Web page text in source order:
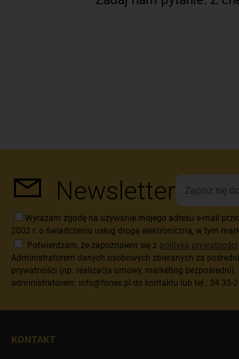
Newsletter
Wyrażam zgodę na używanie mojego adresu e-mail
2002 r. o świadczeniu usług drogą elektroniczną, w tym
Potwierdzam, że zapoznałem się z polityką prywatności
Administratorem danych osobowych zbieranych za
prywatności (np. realizacja umowy, marketing
administratorem: info@fonex.pl do kontaktu lub tel.: 34 35-
KONTAKT